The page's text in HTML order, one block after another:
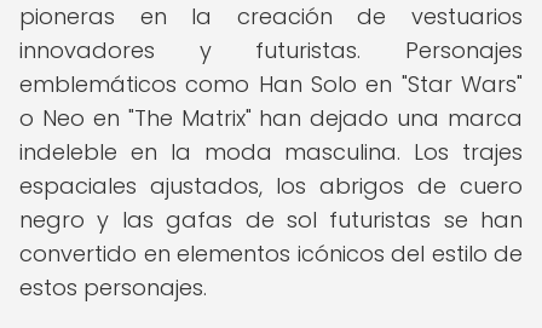
pioneras en la creación de vestuarios
innovadores y futuristas. Personajes
emblemáticos como Han Solo en "Star Wars"
o Neo en "The Matrix" han dejado una marca
indeleble en la moda masculina. Los trajes
espaciales ajustados, los abrigos de cuero
negro y las gafas de sol futuristas se han
convertido en elementos icónicos del estilo de
estos personajes.